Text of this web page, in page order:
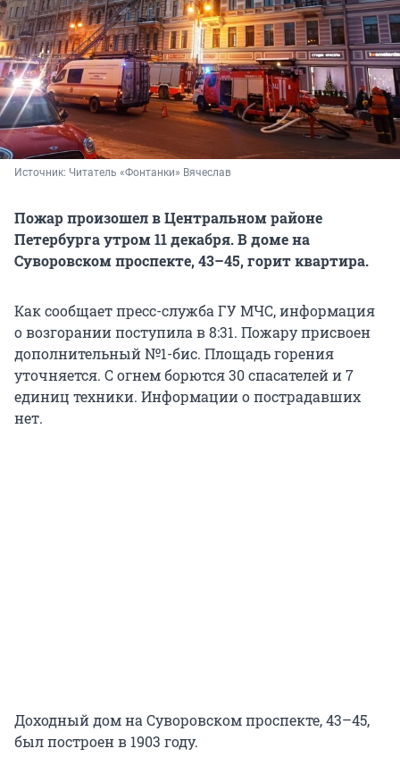
Источник: Читатель «Фонтанки» Вячеслав
Пожар произошел в Центральном районе
Петербурга утром 11 декабря. В доме на
Суворовском проспекте, 43–45, горит квартира.
Как сообщает пресс-служба ГУ МЧС, информация
о возгорании поступила в 8:31. Пожару присвоен
дополнительный №1-бис. Площадь горения
уточняется. С огнем борются 30 спасателей и 7
единиц техники. Информации о пострадавших
нет.
Доходный дом на Суворовском проспекте, 43–45,
был построен в 1903 году.